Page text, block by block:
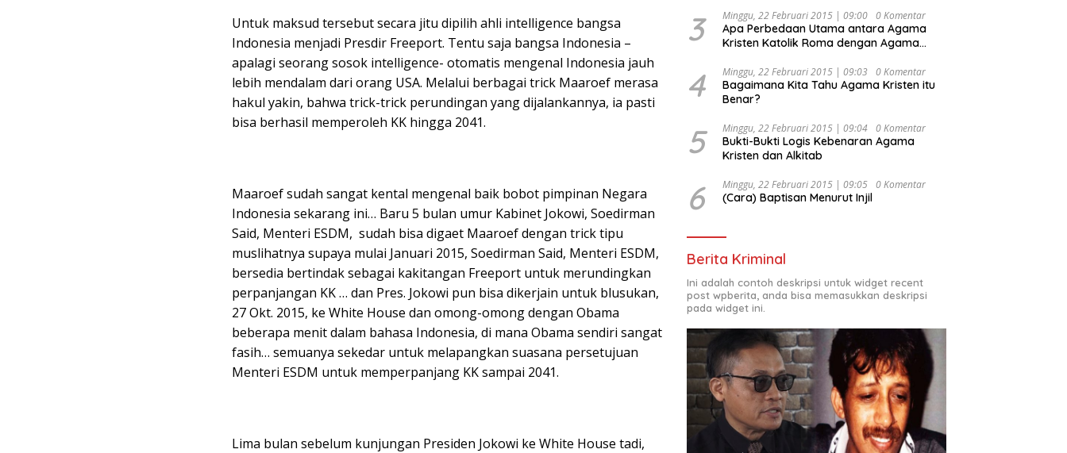
Untuk maksud tersebut secara jitu dipilih ahli intelligence bangsa
Indonesia menjadi Presdir Freeport. Tentu saja bangsa Indonesia –
apalagi seorang sosok intelligence- otomatis mengenal Indonesia jauh
lebih mendalam dari orang USA. Melalui berbagai trick Maaroef merasa
hakul yakin, bahwa trick-trick perundingan yang dijalankannya, ia pasti
bisa berhasil memperoleh KK hingga 2041.
Maaroef sudah sangat kental mengenal baik bobot pimpinan Negara
Indonesia sekarang ini… Baru 5 bulan umur Kabinet Jokowi, Soedirman
Said, Menteri ESDM, sudah bisa digaet Maaroef dengan trick tipu
muslihatnya supaya mulai Januari 2015, Soedirman Said, Menteri ESDM,
bersedia bertindak sebagai kakitangan Freeport untuk merundingkan
perpanjangan KK … dan Pres. Jokowi pun bisa dikerjain untuk blusukan,
27 Okt. 2015, ke White House dan omong-omong dengan Obama
beberapa menit dalam bahasa Indonesia, di mana Obama sendiri sangat
fasih… semuanya sekedar untuk melapangkan suasana persetujuan
Menteri ESDM untuk memperpanjang KK sampai 2041.
Lima bulan sebelum kunjungan Presiden Jokowi ke White House tadi,
Undang Perekonomian Nasional dan
Kesejahteraan Sosial dalam Menata
Bangsa Menuju Indonesia Emas 2045”,
3 Minggu, 22 Februari 2015 | 09:00 0 Komentar
Apa Perbedaan Utama antara Agama
Kristen Katolik Roma dengan Agama
4 Minggu, 22 Februari 2015 | 09:03 0 Komentar
Bagaimana Kita Tahu Agama Kristen itu
Benar?
5 Minggu, 22 Februari 2015 | 09:04 0 Komentar
Bukti-Bukti Logis Kebenaran Agama
Kristen dan Alkitab
6 Minggu, 22 Februari 2015 | 09:05 0 Komentar
(Cara) Baptisan Menurut Injil
Berita Kriminal
Ini adalah contoh deskripsi untuk widget recent
post wpberita, anda bisa memasukkan deskripsi
pada widget ini.